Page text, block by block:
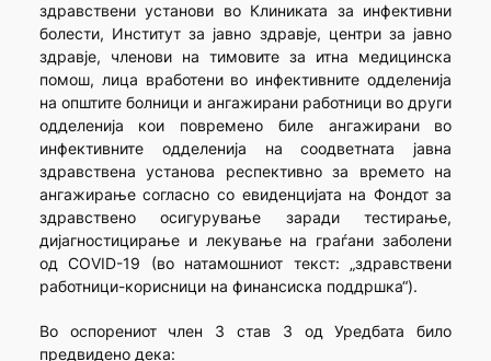
здравствени установи во Клиниката за инфективни
болести, Институт за јавно здравје, центри за јавно
здравје, членови на тимовите за итна медицинска
помош, лица вработени во инфективните одделенија
на општите болници и ангажирани работници во други
одделенија кои повремено биле ангажирани во
инфективните одделенија на соодветната јавна
здравствена установа респективно за времето на
ангажирање согласно со евиденцијата на Фондот за
здравствено осигурување заради тестирање,
дијагностицирање и лекување на граѓани заболени
од COVID-19 (во натамошниот текст: „здравствени
работници-корисници на финансиска поддршка“).
Во оспорениот член 3 став 3 од Уредбата било
предвидено дека: